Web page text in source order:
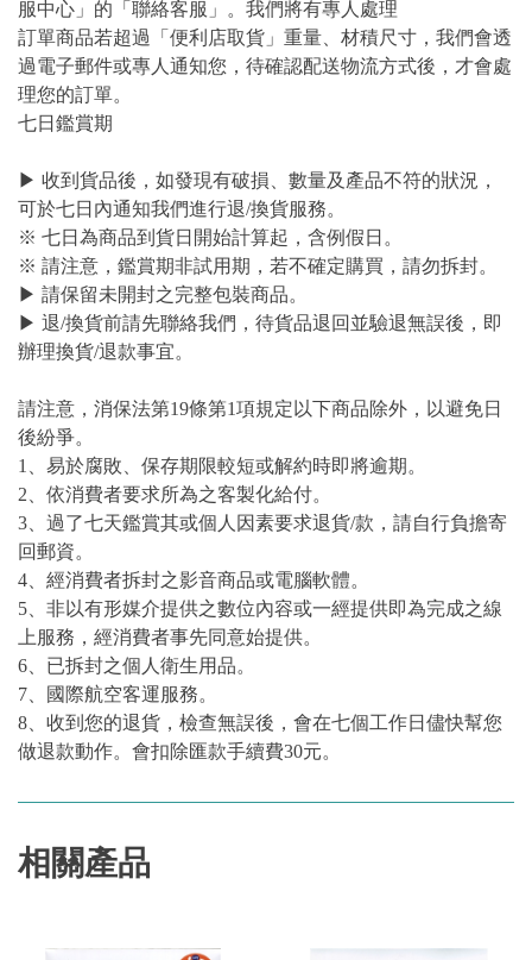
服中心」的「聯絡客服」。我們將有專人處理
訂單商品若超過「便利店取貨」重量、材積尺寸，我們會透
過電子郵件或專人通知您，待確認配送物流方式後，才會處
理您的訂單。
七日鑑賞期
▶ 收到貨品後，如發現有破損、數量及產品不符的狀況，
可於七日內通知我們進行退/換貨服務。
※ 七日為商品到貨日開始計算起，含例假日。
※ 請注意，鑑賞期非試用期，若不確定購買，請勿拆封。
▶ 請保留未開封之完整包裝商品。
▶ 退/換貨前請先聯絡我們，待貨品退回並驗退無誤後，即
辦理換貨/退款事宜。
請注意，消保法第19條第1項規定以下商品除外，以避免日
後紛爭。
1、易於腐敗、保存期限較短或解約時即將逾期。
2、依消費者要求所為之客製化給付。
3、過了七天鑑賞其或個人因素要求退貨/款，請自行負擔寄
回郵資。
4、經消費者拆封之影音商品或電腦軟體。
5、非以有形媒介提供之數位內容或一經提供即為完成之線
上服務，經消費者事先同意始提供。
6、已拆封之個人衛生用品。
7、國際航空客運服務。
8、收到您的退貨，檢查無誤後，會在七個工作日儘快幫您
做退款動作。會扣除匯款手續費30元。
相關產品